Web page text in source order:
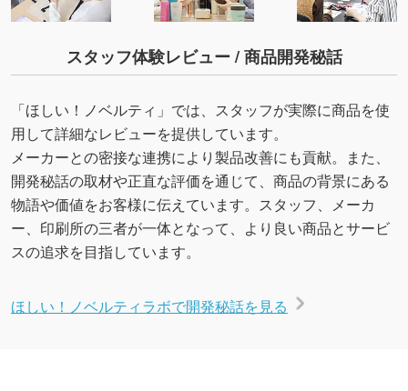
スタッフ体験レビュー / 商品開発秘話
「ほしい！ノベルティ」では、スタッフが実際に商品を使
用して詳細なレビューを提供しています。
メーカーとの密接な連携により製品改善にも貢献。また、
開発秘話の取材や正直な評価を通じて、商品の背景にある
物語や価値をお客様に伝えています。スタッフ、メーカ
ー、印刷所の三者が一体となって、より良い商品とサービ
スの追求を目指しています。
ほしい！ノベルティラボで開発秘話を見る